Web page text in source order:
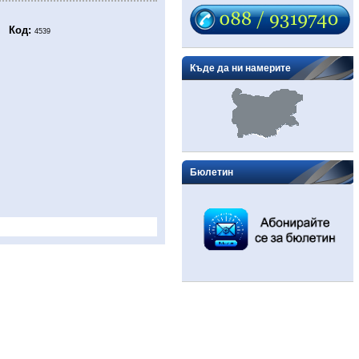
Код: 4539
Къде да ни намерите
Бюлетин